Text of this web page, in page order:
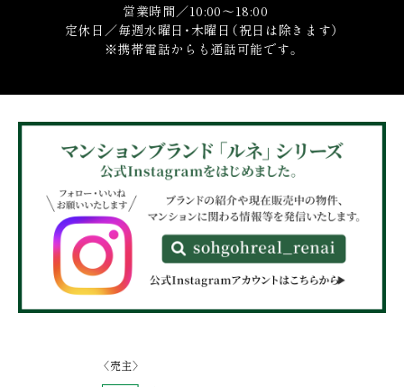
営業時間／10:00〜18:00
定休日／毎週水曜日・木曜日（祝日は除きます）
※携帯電話からも通話可能です。
〈売主〉